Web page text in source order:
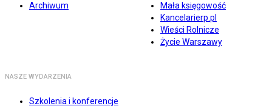
Archiwum
Mała księgowość
Kancelarierp.pl
Wieści Rolnicze
Życie Warszawy
NASZE WYDARZENIA
Szkolenia i konferencje